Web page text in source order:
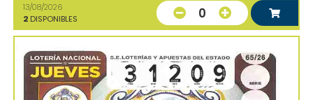
13/08/2026
2 DISPONIBLES 0